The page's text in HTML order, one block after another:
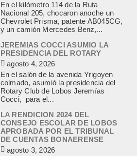
En el kilómetro 114 de la Ruta
Nacional 205, chocaron anoche un
Chevrolet Prisma, patente AB045CG,
y un camión Mercedes Benz,...
JEREMIAS COCCI ASUMIO LA
PRESIDENCIA DEL ROTARY
agosto 4, 2026
En el salón de la avenida Yrigoyen
colmado, asumió la presidencia del
Rotary Club de Lobos Jeremías
Cocci, para el...
LA RENDICION 2024 DEL
CONSEJO ESCOLAR DE LOBOS
APROBADA POR EL TRIBUNAL
DE CUENTAS BONAERENSE
agosto 3, 2026